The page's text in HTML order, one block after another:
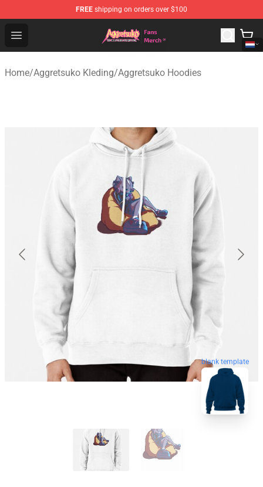
FREE shipping on orders over $100
Open menu
Aggretsuko Store - Official Aggretsuko Merchandise
Home/Aggretsuko Kleding/Aggretsuko Hoodies
blank template